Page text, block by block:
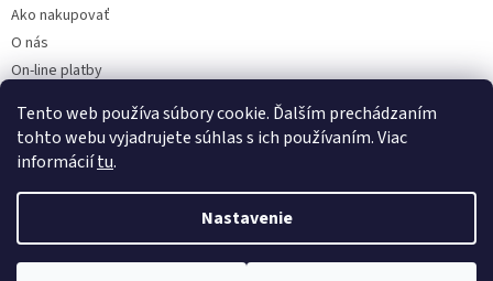
Tento web používa súbory cookie. Ďalším prechádzaním
tohto webu vyjadrujete súhlas s ich používaním. Viac
informáciítu.
Nastavenie
Ako nakupovať
O nás
On-line platby
Čo dať do kočíka v zime?
Vytvoril Shoptet